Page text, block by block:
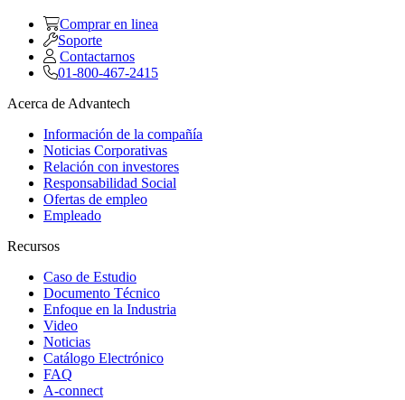
Comprar en linea
Soporte
Contactarnos
01-800-467-2415
Acerca de Advantech
Información de la compañía
Noticias Corporativas
Relación con investores
Responsabilidad Social
Ofertas de empleo
Empleado
Recursos
Caso de Estudio
Documento Técnico
Enfoque en la Industria
Video
Noticias
Catálogo Electrónico
FAQ
A-connect